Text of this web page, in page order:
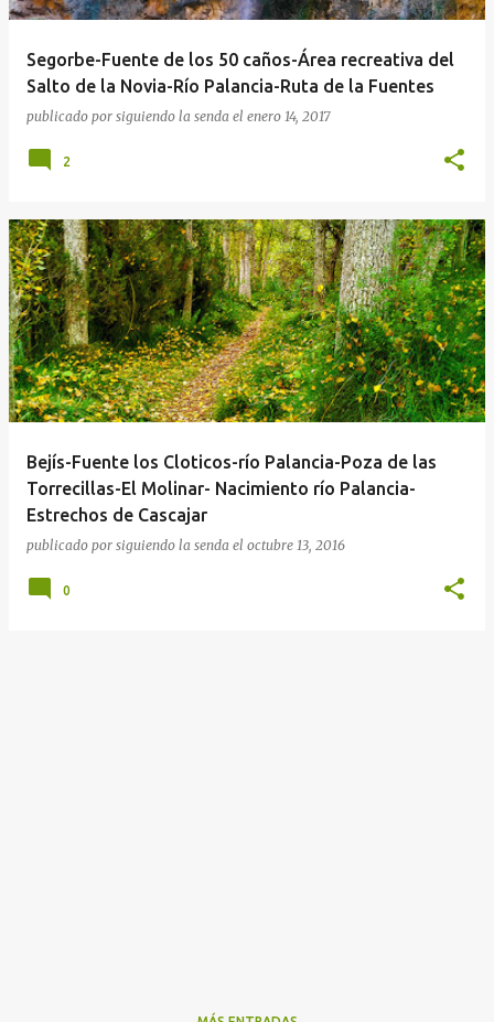
Segorbe-Fuente de los 50 caños-Área recreativa del
Salto de la Novia-Río Palancia-Ruta de la Fuentes
publicado por siguiendo la senda el enero 14, 2017
2
Bejís-Fuente los Cloticos-río Palancia-Poza de las
Torrecillas-El Molinar- Nacimiento río Palancia-
Estrechos de Cascajar
publicado por siguiendo la senda el octubre 13, 2016
0